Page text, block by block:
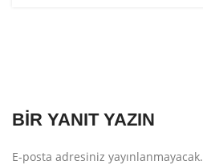
BIR YANIT YAZIN
E-posta adresiniz yayınlanmayacak.